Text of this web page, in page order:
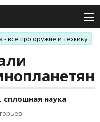
- все про оружие и технику
сплошная наука